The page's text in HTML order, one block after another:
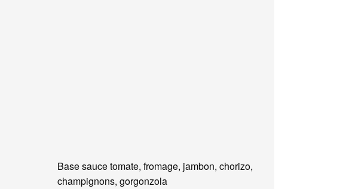
Base sauce tomate, fromage, jambon, chorizo,
champignons, gorgonzola